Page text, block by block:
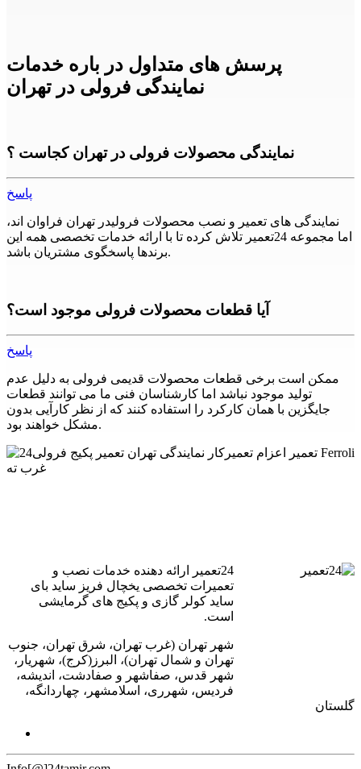
پرسش های متداول در باره خدمات
نمایندگی فرولی در تهران
نمایندگی محصولات فرولی در تهران کجاست ؟
پاسخ
نمایندگی های تعمیر و نصب محصولات فرولیدر تهران فراوان اند،
اما مجموعه 24تعمیر تلاش کرده تا با ارائه خدمات تخصصی همه این
برندها پاسخگوی مشتریان باشد.
آیا قطعات محصولات فرولی موجود است؟
پاسخ
ممکن است برخی قطعات محصولات قدیمی فرولی به دلیل عدم
تولید موجود نباشد اما کارشناسان فنی ما می توانند قطعات
جایگزین با همان کارکرد را استفاده کنند که از نظر کارآیی بدون
مشکل خواهند بود.
24تعمیر ارائه دهنده خدمات نصب و
تعمیرات تخصصی یخچال فریز ساید بای
ساید کولر گازی و پکیج های گرمایشی
است.
شهر تهران (غرب تهران، شرق تهران، جنوب
تهران و شمال تهران)، البرز(کرج)، شهریار،
شهر قدس، صفاشهر و صفادشت، اندیشه،
فردیس، شهرری، اسلامشهر، چهاردانگه،
گلستان